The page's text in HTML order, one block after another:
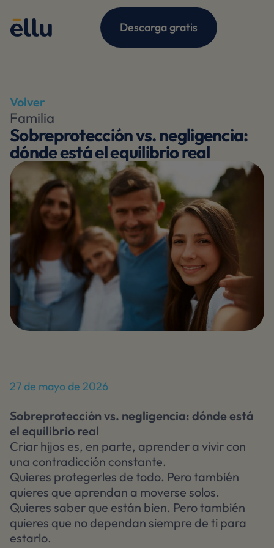
Descarga gratis
Volver
Familia
Sobreprotección vs. negligencia:
dónde está el equilibrio real
27 de mayo de 2026
Sobreprotección vs. negligencia: dónde está
el equilibrio real
Criar hijos es, en parte, aprender a vivir con
una contradicción constante.
Quieres protegerles de todo. Pero también
quieres que aprendan a moverse solos.
Quieres saber que están bien. Pero también
quieres que no dependan siempre de ti para
estarlo.